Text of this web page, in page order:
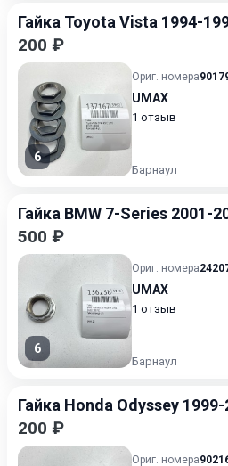
Гайка Toyota Vista 1994-
200 ₽
6
Ориг. номера
UMAX
1 отзыв
Барнаул
Гайка BMW 7-Series 2001-
500 ₽
6
Ориг. номера
UMAX
1 отзыв
Барнаул
Гайка Honda Odyssey 1999-
200 ₽
Ориг. номера